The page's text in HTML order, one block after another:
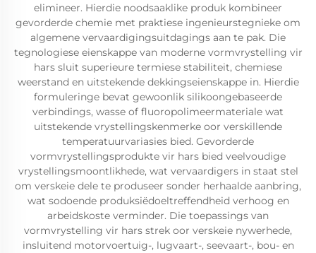
elimineer. Hierdie noodsaaklike produk kombineer
gevorderde chemie met praktiese ingenieurstegnieke om
algemene vervaardigingsuitdagings aan te pak. Die
tegnologiese eienskappe van moderne vormvrystelling vir
hars sluit superieure termiese stabiliteit, chemiese
weerstand en uitstekende dekkingseienskappe in. Hierdie
formuleringe bevat gewoonlik silikoongebaseerde
verbindings, wasse of fluoropolimeermateriale wat
uitstekende vrystellingskenmerke oor verskillende
temperatuurvariasies bied. Gevorderde
vormvrystellingsprodukte vir hars bied veelvoudige
vrystellingsmoontlikhede, wat vervaardigers in staat stel
om verskeie dele te produseer sonder herhaalde aanbring,
wat sodoende produksiëdoeltreffendheid verhoog en
arbeidskoste verminder. Die toepassings van
vormvrystelling vir hars strek oor verskeie nywerhede,
insluitend motorvoertuig-, lugvaart-, seevaart-, bou- en